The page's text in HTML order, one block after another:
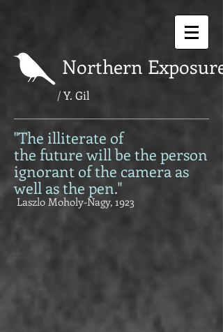
Northern Exposure
/ Y. Gil
"The illiterate of
the future will be the person
ignorant of the camera as
well as the pen."
Laszlo Moholy-Nagy, 1923